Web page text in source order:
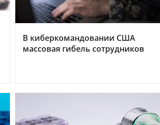
В киберкомандовании США
массовая гибель сотрудников